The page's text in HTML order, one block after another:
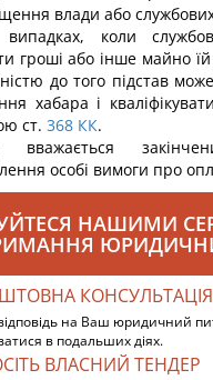
влади або
коли
гроші або інше майно
до того підстав
хабара і
ст. 368 КК.
вважається
особі вимоги про
НАШИМИ
КОНСУЛЬТАЦІЯ
на Ваш юридичний
в подальших діях.
ВЛАСНИЙ ТЕНДЕР